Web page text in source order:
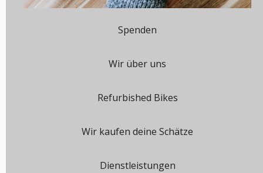
Spenden
Wir über uns
Refurbished Bikes
Wir kaufen deine Schätze
Dienstleistungen